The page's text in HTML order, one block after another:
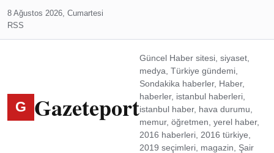
8 Ağustos 2026, Cumartesi
RSS
G Gazeteport
Güncel Haber sitesi, siyaset,
medya, Türkiye gündemi,
Sondakika haberler, Haber,
haberler, istanbul haberleri,
istanbul haber, hava durumu,
memur, öğretmen, yerel haber,
2016 haberleri, 2016 türkiye,
2019 seçimleri, magazin, Şair